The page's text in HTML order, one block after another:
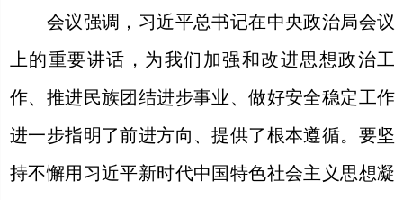
会议强调，习近平总书记在中央政治局会议
上的重要讲话，为我们加强和改进思想政治工
作、推进民族团结进步事业、做好安全稳定工作
进一步指明了前进方向、提供了根本遵循。要坚
持不懈用习近平新时代中国特色社会主义思想凝